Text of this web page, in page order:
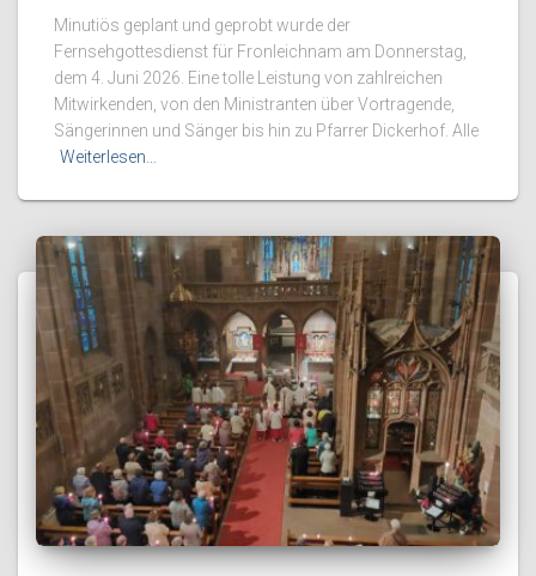
Minutiös geplant und geprobt wurde der
Fernsehgottesdienst für Fronleichnam am Donnerstag,
dem 4. Juni 2026. Eine tolle Leistung von zahlreichen
Mitwirkenden, von den Ministranten über Vortragende,
Sängerinnen und Sänger bis hin zu Pfarrer Dickerhof. Alle
Weiterlesen…